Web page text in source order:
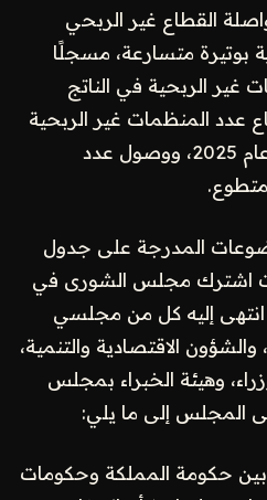
القطاع غير الربحي
بوتيرة متسارعة، مسجلًا
الربحية في الناتج
عدد المنظمات غير الربحية
إلى أكثر من 7,200 بنهاية عام 2025، ووصول عدد
المدرجة على جدول
اشترك مجلس الشورى في
انتهى إليه كل من مجلسي
الاقتصادية والتنمية،
وهيئة الخبراء بمجلس
المجلس إلى ما يلي:
بين حكومة المملكة وحكومات